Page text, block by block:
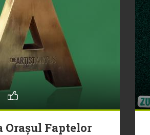
Orașul Faptelor